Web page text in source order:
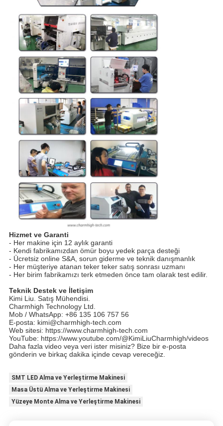
Hizmet ve Garanti
- Her makine için 12 aylık garanti
- Kendi fabrikamızdan ömür boyu yedek parça desteği
- Ücretsiz online S&A, sorun giderme ve teknik danışmanlık
- Her müşteriye atanan teker teker satış sonrası uzmanı
- Her birim fabrikamızı terk etmeden önce tam olarak test edilir.
Teknik Destek ve İletişim
Kimi Liu. Satış Mühendisi.
Charmhigh Technology Ltd.
Mob / WhatsApp: +86 135 106 757 56
E-posta: kimi@charmhigh-tech.com
Web sitesi: https://www.charmhigh-tech.com
YouTube: https://www.youtube.com/@KimiLiuCharmhigh/videos
Daha fazla video veya veri ister misiniz? Bize bir e-posta
gönderin ve birkaç dakika içinde cevap vereceğiz.
SMT LED Alma ve Yerleştirme Makinesi
Masa Üstü Alma ve Yerleştirme Makinesi
Yüzeye Monte Alma ve Yerleştirme Makinesi